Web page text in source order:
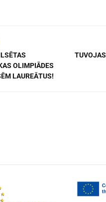
OLIMPIĀDES
LAUREĀTUS!